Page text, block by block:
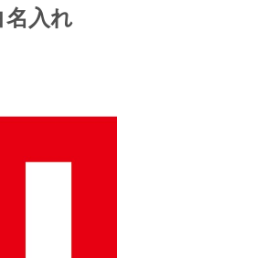
入れ